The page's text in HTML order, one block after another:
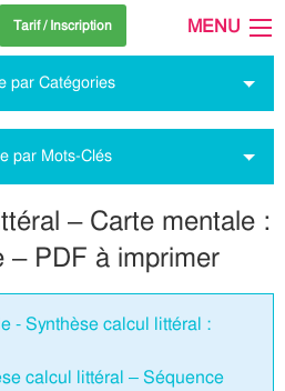
Tarif / Inscription MENU
par Catégories
par Mots-Clés
– Carte mentale :
– PDF à imprimer
- Synthèse calcul littéral :
calcul littéral – Séquence